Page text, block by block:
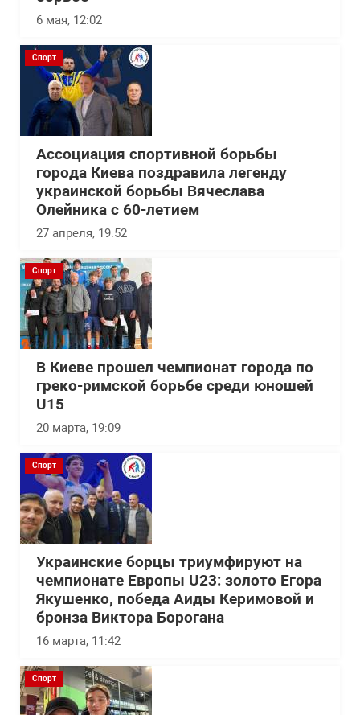
6 мая, 12:02
Спорт
Ассоциация спортивной борьбы
города Киева поздравила легенду
украинской борьбы Вячеслава
Олейника с 60-летием
27 апреля, 19:52
Спорт
В Киеве прошел чемпионат города по
греко-римской борьбе среди юношей
U15
20 марта, 19:09
Спорт
Украинские борцы триумфируют на
чемпионате Европы U23: золото Егора
Якушенко, победа Аиды Керимовой и
бронза Виктора Борогана
16 марта, 11:42
Спорт